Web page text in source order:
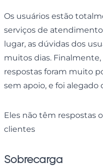
Os usuários estão
serviços de
lugar, as dúvidas dos
muitos dias.
respostas foram muito
sem apoio, e foi alegado
Eles não têm respostas
clientes
Sobrecarga